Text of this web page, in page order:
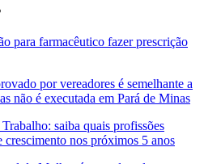
para farmacêutico fazer prescrição
por vereadores é semelhante a
não é executada em Pará de Minas
saiba quais profissões
crescimento nos próximos 5 anos